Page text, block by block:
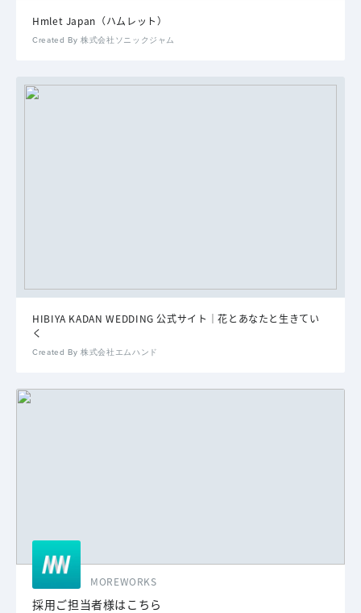
Hmlet Japan（ハムレット）
Created By 株式会社ソニックジャム
HIBIYA KADAN WEDDING 公式サイト｜花とあなたと生きてい
く
Created By 株式会社エムハンド
MOREWORKS
採用ご担当者様はこちら